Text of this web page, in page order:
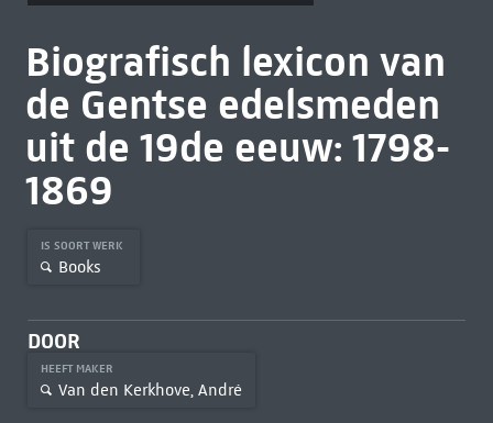
Biografisch lexicon van
de Gentse edelsmeden
uit de 19de eeuw: 1798-
1869
IS SOORT WERK
Books
DOOR
HEEFT MAKER
Van den Kerkhove, André